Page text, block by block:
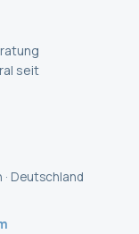
seit
Deutschland